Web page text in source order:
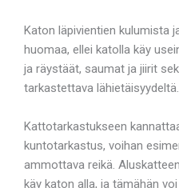
Katon läpivientien kulumista
huomaa, ellei katolla käy
ja räystäät, saumat ja jiirit
tarkastettava lähietäisyydeltä.
Kattotarkastukseen
kuntotarkastus, voihan
ammottava reikä.
käy katon alla, ja tämähän